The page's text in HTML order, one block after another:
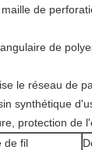
de
de
le réseau de
synthétique
protection de
de fil